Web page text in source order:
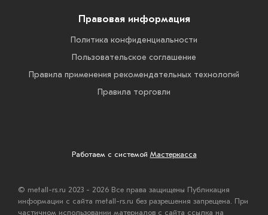
Правовая информация
Политика конфиденциальности
Пользовательское соглашение
Правила применения рекомендательных технологий
Правила торговли
Работаем с системой Мастеркасса
© metall-rs.ru 2023 - 2026 Все права защищены Публикация
информации с сайта metall-rs.ru без разрешения запрещена. При
частичном использовании материалов с сайта ссылка на